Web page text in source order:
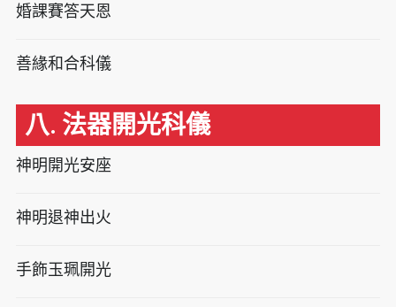
婚課賽答天恩
善緣和合科儀
八. 法器開光科儀
神明開光安座
神明退神出火
手飾玉珮開光